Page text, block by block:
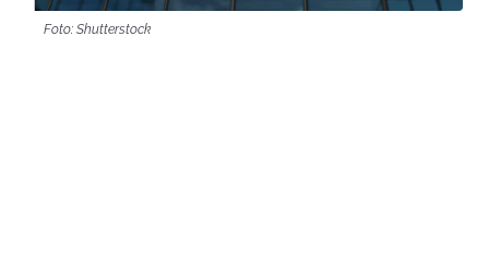
Foto: Shutterstock